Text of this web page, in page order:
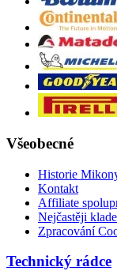
Všeobecné
Historie
Kontakt
Affiliate
Nejčastěji
Zpracování
Technický rádce